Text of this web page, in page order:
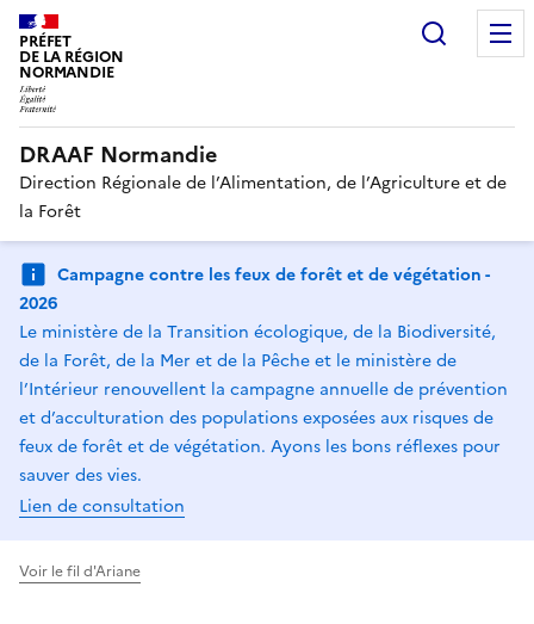
PRÉFET
DE LA RÉGION
NORMANDIE
DRAAF Normandie
Direction Régionale de l’Alimentation, de l’Agriculture et de
la Forêt
Campagne contre les feux de forêt et de végétation -
2026
Le ministère de la Transition écologique, de la Biodiversité,
de la Forêt, de la Mer et de la Pêche et le ministère de
l’Intérieur renouvellent la campagne annuelle de prévention
et d’acculturation des populations exposées aux risques de
feux de forêt et de végétation. Ayons les bons réflexes pour
sauver des vies.
Lien de consultation
Voir le fil d'Ariane